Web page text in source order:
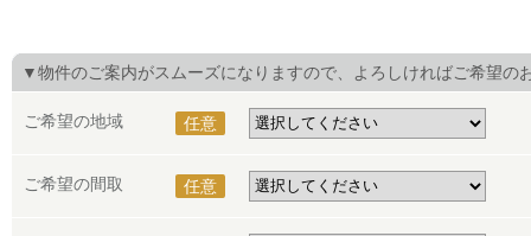
▼物件のご案内がスムーズになりますので、よろしければご希望の
ご希望の地域 任意
ご希望の間取 任意